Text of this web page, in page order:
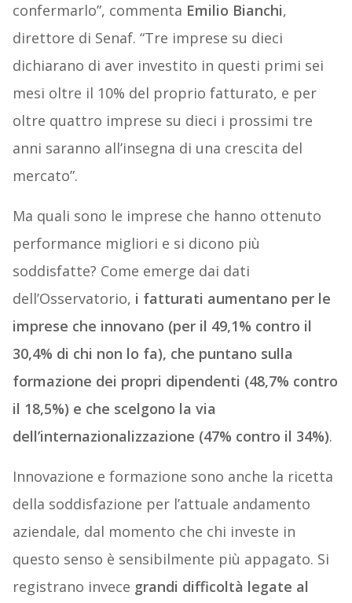
confermarlo”, commenta Emilio Bianchi,
direttore di Senaf. “Tre imprese su dieci
dichiarano di aver investito in questi primi sei
mesi oltre il 10% del proprio fatturato, e per
oltre quattro imprese su dieci i prossimi tre
anni saranno all’insegna di una crescita del
mercato”.
Ma quali sono le imprese che hanno ottenuto
performance migliori e si dicono più
soddisfatte? Come emerge dai dati
dell’Osservatorio, i fatturati aumentano per le
imprese che innovano (per il 49,1% contro il
30,4% di chi non lo fa), che puntano sulla
formazione dei propri dipendenti (48,7% contro
il 18,5%) e che scelgono la via
dell’internazionalizzazione (47% contro il 34%).
Innovazione e formazione sono anche la ricetta
della soddisfazione per l’attuale andamento
aziendale, dal momento che chi investe in
questo senso è sensibilmente più appagato. Si
registrano invece grandi difficoltà legate al